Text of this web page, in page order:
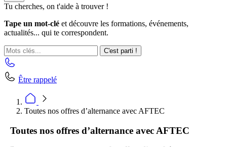
Tu cherches, on t'aide à trouver !
Tape un mot-clé et découvre les formations, événements,
actualités... qui te correspondent.
C'est parti !
Être rappelé
Toutes nos offres d’alternance avec AFTEC
Toutes nos offres d’alternance avec AFTEC